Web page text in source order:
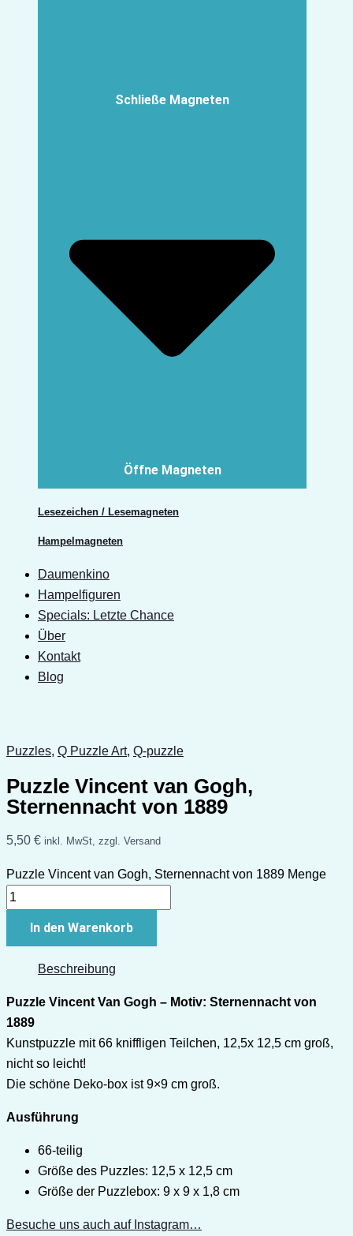
Schließe Magneten
Öffne Magneten
Lesezeichen / Lesemagneten
Hampelmagneten
Daumenkino
Hampelfiguren
Specials: Letzte Chance
Über
Kontakt
Blog
Puzzles, Q Puzzle Art, Q-puzzle
Puzzle Vincent van Gogh,
Sternennacht von 1889
5,50 € inkl. MwSt, zzgl. Versand
Puzzle Vincent van Gogh, Sternennacht von 1889 Menge
In den Warenkorb
Beschreibung
Puzzle Vincent Van Gogh – Motiv: Sternennacht von
1889
Kunstpuzzle mit 66 kniffligen Teilchen, 12,5x 12,5 cm groß,
nicht so leicht!
Die schöne Deko-box ist 9×9 cm groß.
Ausführung
66-teilig
Größe des Puzzles: 12,5 x 12,5 cm
Größe der Puzzlebox: 9 x 9 x 1,8 cm
Besuche uns auch auf Instagram…